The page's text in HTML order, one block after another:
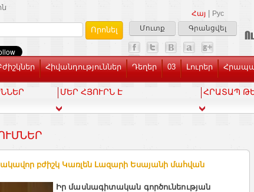
Հայ
Рус
Մուտք
Գրանցվել
Հիվանդություններ Դեղեր 03 Լուրեր
ՄԵՐ ՀՅՈՒՐՆ Է ՀՐԱՏԱՊ
բժիշկ Կառլեն Լազարի Եսայանի մահվան
Իր մասնագիտական գործունեության